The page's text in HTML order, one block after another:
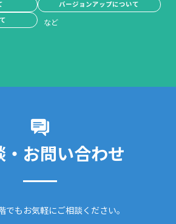
バージョンアップについて
・お問い合わせ
でもお気軽にご相談ください。